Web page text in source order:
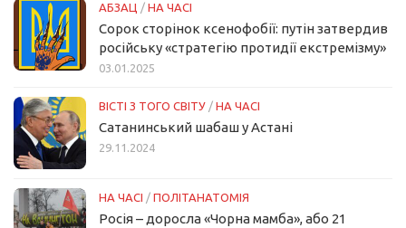
АБЗАЦ / НА ЧАСІ
Сорок сторінок ксенофобії: путін затвердив
російську «стратегію протидії екстремізму»
03.01.2025
ВІСТІ З ТОГО СВІТУ / НА ЧАСІ
Сатанинський шабаш у Астані
29.11.2024
НА ЧАСІ / ПОЛІТАНАТОМІЯ
Росія – доросла «Чорна мамба», або 21